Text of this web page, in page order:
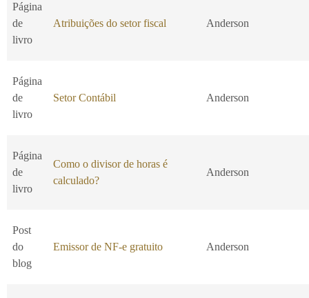
Página
de
livro
Atribuições do setor fiscal Anderson
Página
de
livro
Setor Contábil Anderson
Página
de
livro
Como o divisor de horas é
calculado?
Anderson
Post
do
blog
Emissor de NF-e gratuito Anderson